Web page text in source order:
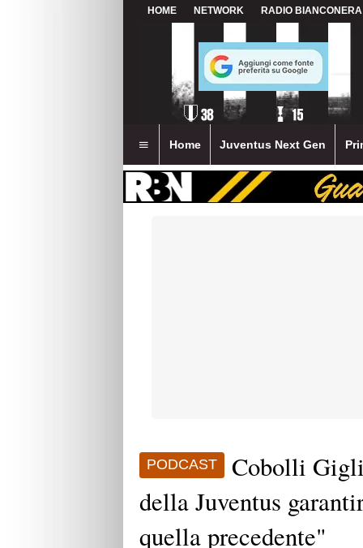
HOME NETWORK RADIO BIANCONERA
Home Juventus Next Gen
PODCAST
Cobolli
della Juventus
quella precedente"